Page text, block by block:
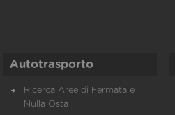
Autotrasporto
Ricerca Aree di Fermata e
Nulla Osta